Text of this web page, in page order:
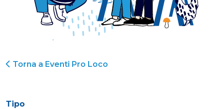
Torna a Eventi Pro Loco
Tipo